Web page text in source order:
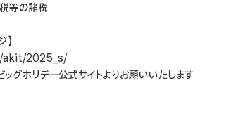
等の諸税
】
2025_s/
グホリデー公式サイトよりお願いいたします